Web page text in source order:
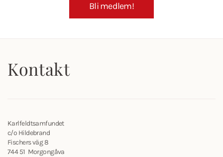
Bli medlem!
Kontakt
Karlfeldtsamfundet
c/o Hildebrand
Fischers väg 8
744 51 Morgongåva